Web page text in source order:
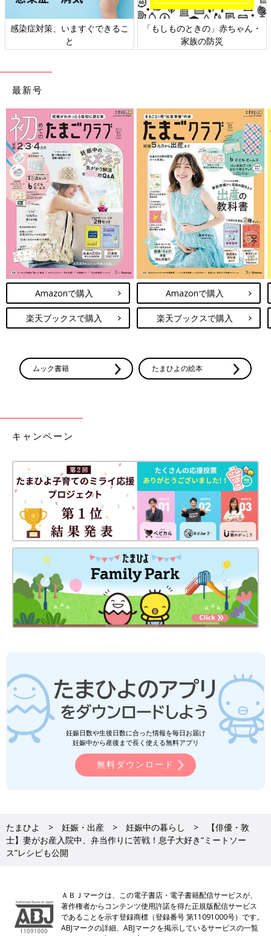
日本外来小児科学会リーフレッ
ト検討会
六星占術 細木かおりさんの人生
相談
最新号
Amazonで購入
楽天ブックスで購入
Amazonで購入
楽天ブックスで購入
ムック書籍 たまひよの絵本
キャンペーン
妊娠日数や生後日数に合った情報を毎日お届け
妊娠中から産後まで長く使える無料アプリ
無料ダウンロード
たまひよ 妊娠・出産 妊娠中の暮らし
【俳優・敦
士】妻がお産入院中、弁当作りに苦戦！息子大好き“ミートソー
ス”レシピも公開
ＡＢＪマークは、この電子書店・電子書籍配信サービスが、
著作権者からコンテンツ使用許諾を得た正規版配信サービス
であることを示す登録商標（登録番号 第11091000号）です。
ABJマークの詳細、ABJマークを掲示しているサービスの一覧